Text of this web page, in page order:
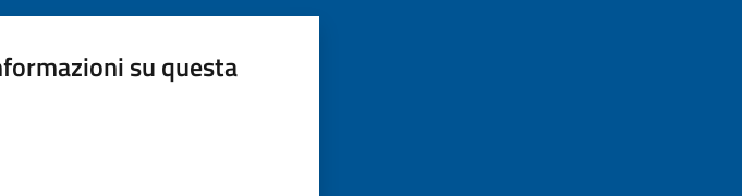
su questa